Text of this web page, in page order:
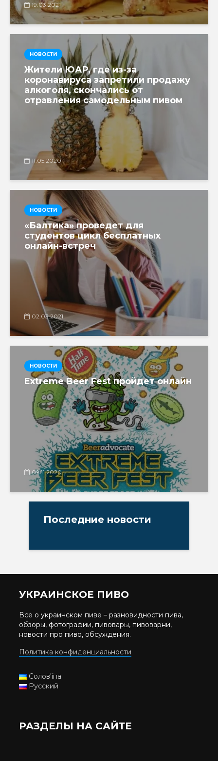
19.03.2021
НОВОСТИ
Жители ЮАР, где из-за
коронавируса запретили продажу
алкоголя, скончались от
отравления самодельным пивом
11.05.2020
НОВОСТИ
«Балтика» проведет для
студентов цикл бесплатных
онлайн-встреч
02.03.2021
НОВОСТИ
Extreme Beer Fest пройдет онлайн
09.11.2020
Последние новости
УКРАИНСКОЕ ПИВО
Все о украинском пиве – разновидности пива,
обзоры, фотографии, пивовары, пивоварни,
новости про пиво, обсуждения.
Политика конфиденциальности
Солов'їна
Русский
РАЗДЕЛЫ НА САЙТЕ